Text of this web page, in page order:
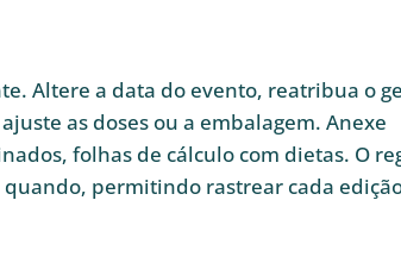
Altere a data do evento, reatribua o
as doses ou a embalagem. Anexe
folhas de cálculo com dietas. O
permitindo rastrear cada